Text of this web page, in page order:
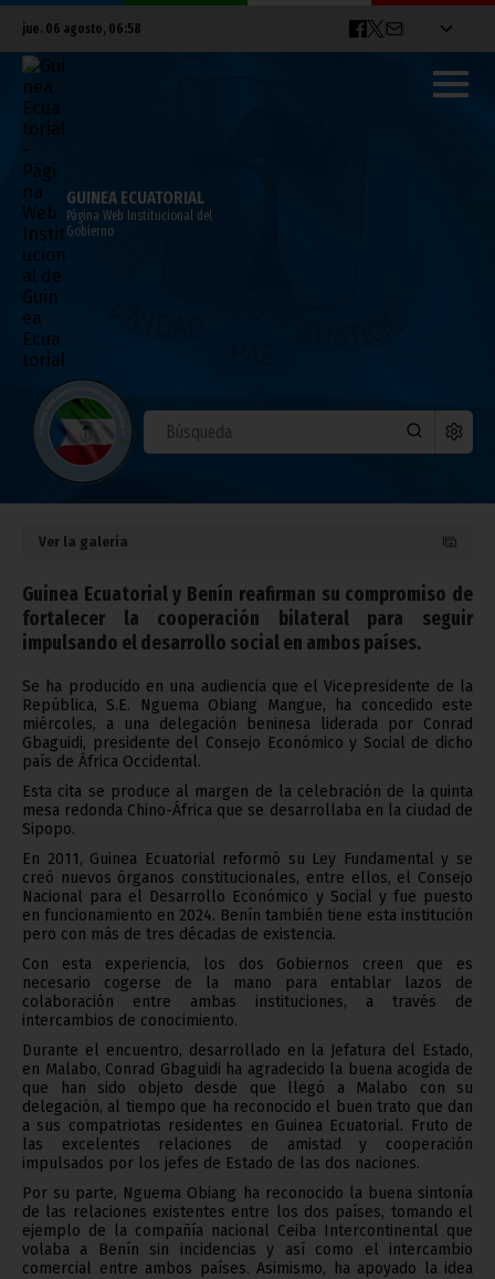
jue. 06 agosto, 06:58
GUINEA ECUATORIAL
Página Web Institucional del
Gobierno
El CNDES de Guinea Ecuatorial y el de
Benín desean estrechar lazos de
colaboración
mayo 14, 2026
Noticias Gobierno
Ver la galería
Guinea Ecuatorial y Benín reafirman su compromiso de
fortalecer la cooperación bilateral para seguir
impulsando el desarrollo social en ambos países.
Se ha producido en una audiencia que el Vicepresidente de la
República, S.E. Nguema Obiang Mangue, ha concedido este
miércoles, a una delegación beninesa liderada por Conrad
Gbaguidi, presidente del Consejo Económico y Social de dicho
país de África Occidental.
Esta cita se produce al margen de la celebración de la quinta
mesa redonda Chino-África que se desarrollaba en la ciudad de
Sipopo.
En 2011, Guinea Ecuatorial reformó su Ley Fundamental y se
creó nuevos órganos constitucionales, entre ellos, el Consejo
Nacional para el Desarrollo Económico y Social y fue puesto
en funcionamiento en 2024. Benín también tiene esta institución
pero con más de tres décadas de existencia.
Con esta experiencia, los dos Gobiernos creen que es
necesario cogerse de la mano para entablar lazos de
colaboración entre ambas instituciones, a través de
intercambios de conocimiento.
Durante el encuentro, desarrollado en la Jefatura del Estado,
en Malabo, Conrad Gbaguidi ha agradecido la buena acogida de
que han sido objeto desde que llegó a Malabo con su
delegación, al tiempo que ha reconocido el buen trato que dan
a sus compatriotas residentes en Guinea Ecuatorial. Fruto de
las excelentes relaciones de amistad y cooperación
impulsados por los jefes de Estado de las dos naciones.
Por su parte, Nguema Obiang ha reconocido la buena sintonía
de las relaciones existentes entre los dos países, tomando el
ejemplo de la compañía nacional Ceiba Intercontinental que
volaba a Benín sin incidencias y así como el intercambio
comercial entre ambos países. Asimismo, ha apoyado la idea